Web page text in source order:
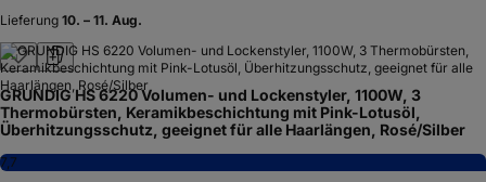
Lieferung 10. – 11. Aug.
GRUNDIG HS 6220 Volumen- und Lockenstyler, 1100W, 3
Thermobürsten, Keramikbeschichtung mit Pink-Lotusöl,
Überhitzungsschutz, geeignet für alle Haarlängen, Rosé/Silber
7,7